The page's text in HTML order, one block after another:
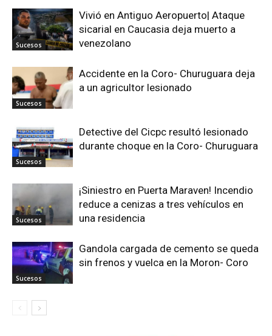
Sucesos
Vivió en Antiguo Aeropuerto| Ataque
sicarial en Caucasia deja muerto a
venezolano
Sucesos
Accidente en la Coro- Churuguara deja
a un agricultor lesionado
Sucesos
Detective del Cicpc resultó lesionado
durante choque en la Coro- Churuguara
Sucesos
¡Siniestro en Puerta Maraven! Incendio
reduce a cenizas a tres vehículos en
una residencia
Sucesos
Gandola cargada de cemento se queda
sin frenos y vuelca en la Moron- Coro